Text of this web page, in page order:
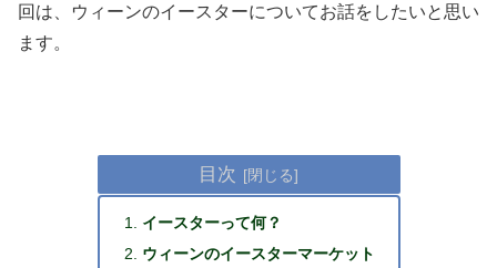
回は、ウィーンのイースターについてお話をしたいと思い
ます。
目次
イースターって何？
ウィーンのイースターマーケット